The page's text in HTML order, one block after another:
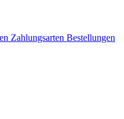
Zahlungsarten Bestellungen